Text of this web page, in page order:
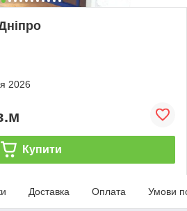
2026
Купити
Доставка Оплата Умови